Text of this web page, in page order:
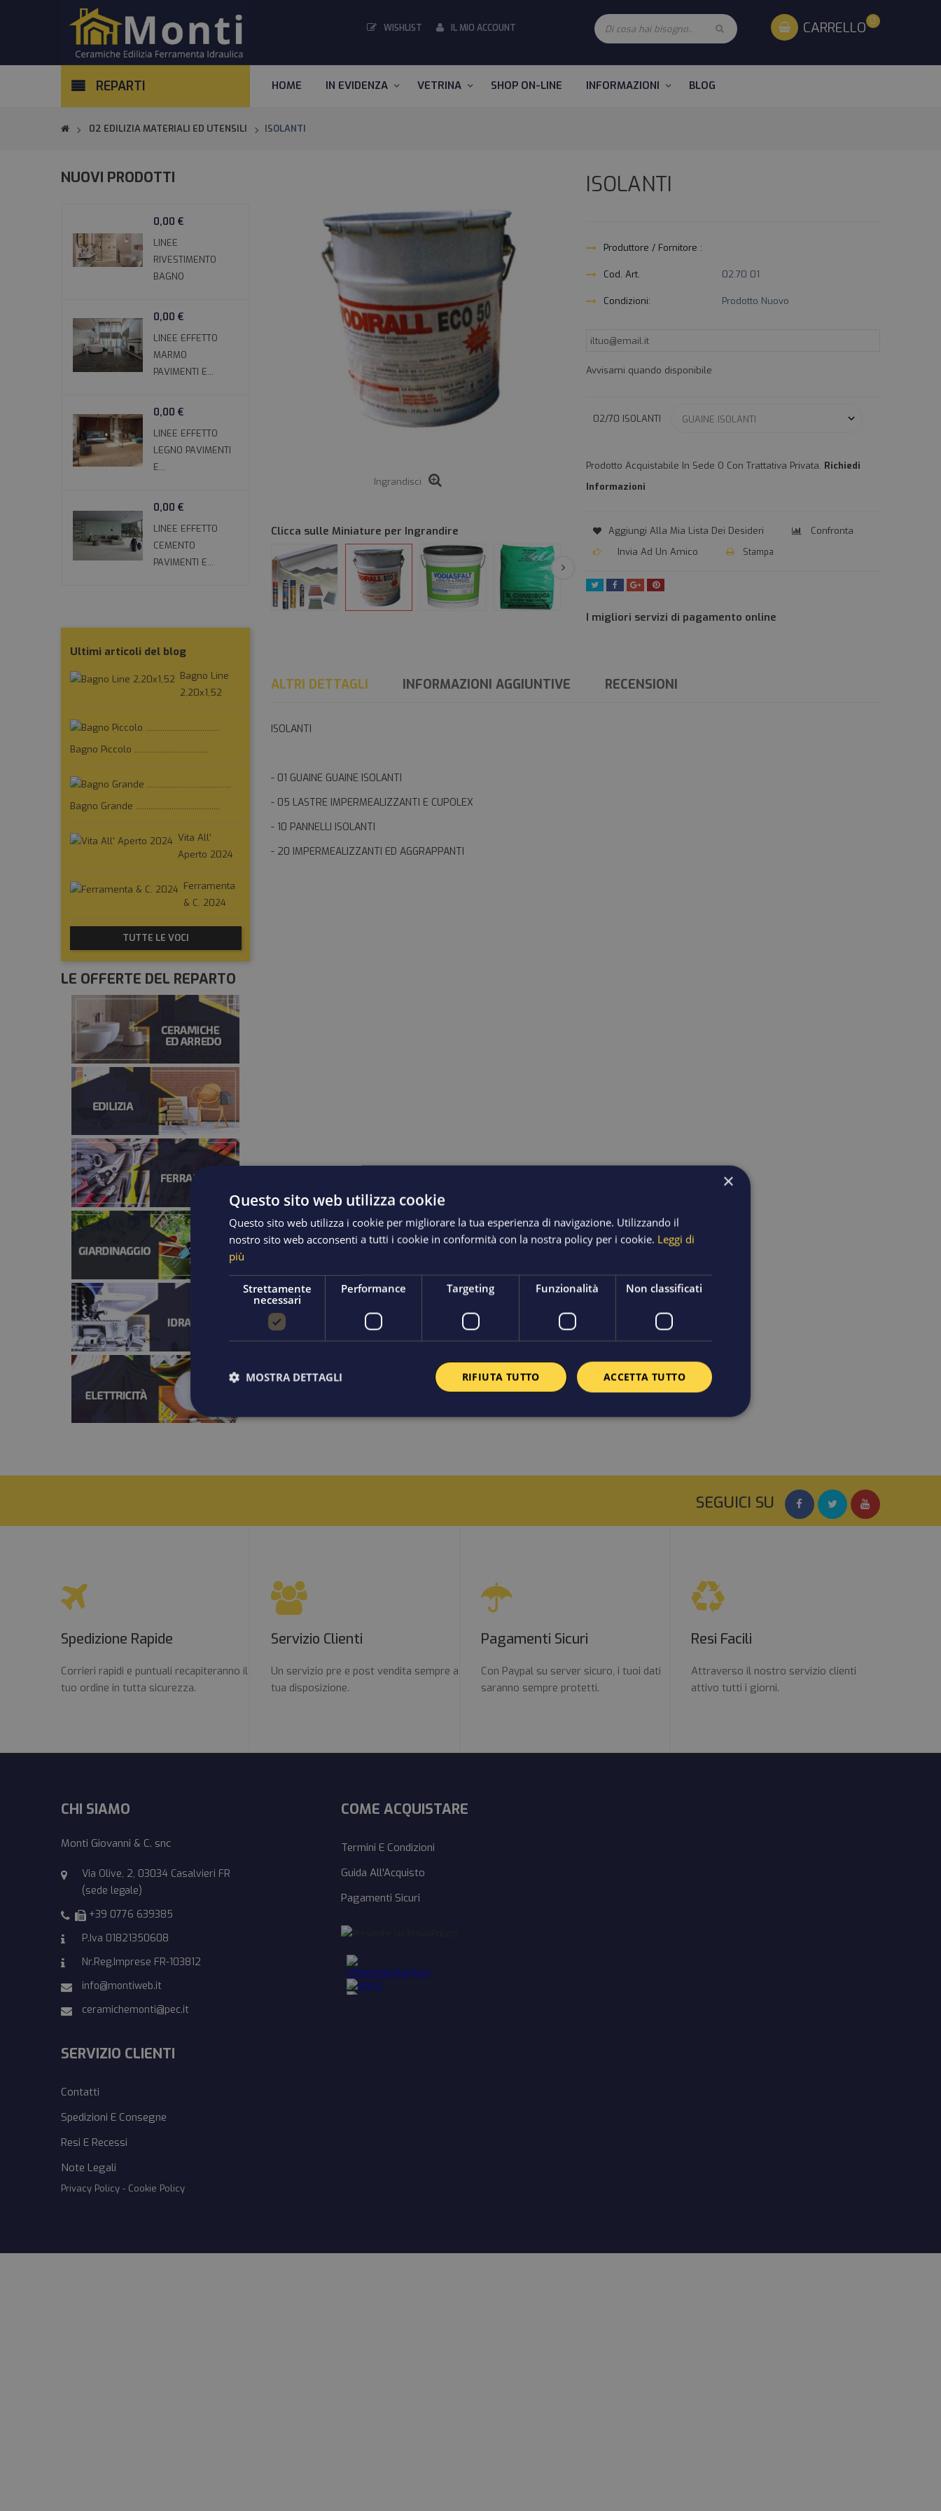
WISHLIST IL MIO ACCOUNT CARRELLO 0
REPARTI
Design & Stile
Materiali & Utensili
Ferramenta
Giardinaggio
Utensili & Arredo
Idraulica
Elettricità
MaterialiI & Accessori
HOME IN EVIDENZA VETRINA SHOP ON-LINE INFORMAZIONI BLOG
02 EDILIZIA MATERIALI ED UTENSILI ISOLANTI
NUOVI PRODOTTI
0,00 €
LINEE
RIVESTIMENTO
BAGNO
0,00 €
LINEE EFFETTO
MARMO
PAVIMENTI E...
0,00 €
LINEE EFFETTO
LEGNO PAVIMENTI
E...
0,00 €
LINEE EFFETTO
CEMENTO
PAVIMENTI E...
Ultimi articoli del blog
Bagno Line
2,20x1,52
Bagno Piccolo ...................................
Bagno Grande ........................................
Vita All'
Aperto 2024
Ferramenta
& C. 2024
TUTTE LE VOCI
LE OFFERTE DEL REPARTO
Ingrandisci
Clicca sulle Miniature per Ingrandire
ISOLANTI
Produttore / Fornitore :
Cod. Art. 02.70 01
Condizioni: Prodotto Nuovo
Avvisami quando disponibile
02/70 ISOLANTI
Prodotto Acquistabile In Sede O Con Trattativa Privata. Richiedi
Informazioni
Aggiungi Alla Mia Lista Dei Desideri
Confronta
Invia Ad Un Amico
Stampa
I migliori servizi di pagamento online
ALTRI DETTAGLI INFORMAZIONI AGGIUNTIVE RECENSIONI
ISOLANTI
- 01 GUAINE GUAINE ISOLANTI
- 05 LASTRE IMPERMEALIZZANTI E CUPOLEX
- 10 PANNELLI ISOLANTI
- 20 IMPERMEALIZZANTI ED AGGRAPPANTI
SEGUICI SU
Spedizione Rapide
Corrieri rapidi e puntuali recapiteranno il
tuo ordine in tutta sicurezza.
Servizio Clienti
Un servizio pre e post vendita sempre a
tua disposizione.
Pagamenti Sicuri
Con Paypal su server sicuro, i tuoi dati
saranno sempre protetti.
Resi Facili
Attraverso il nostro servizio clienti
attivo tutti i giorni.
CHI SIAMO
Monti Giovanni & C. snc
Via Olive, 2, 03034 Casalvieri FR
(sede legale)
+39 0776 639385
P.Iva 01821350608
Nr.Reg.Imprese FR-103812
info@montiweb.it
ceramichemonti@pec.it
SERVIZIO CLIENTI
Contatti
Spedizioni E Consegne
Resi E Recessi
Note Legali
Privacy Policy - Cookie Policy
COME ACQUISTARE
Termini E Condizioni
Guida All'Acquisto
Pagamenti Sicuri
×
Questo sito web utilizza cookie
Questo sito web utilizza i cookie per migliorare la tua esperienza di navigazione. Utilizzando il
nostro sito web acconsenti a tutti i cookie in conformità con la nostra policy per i cookie. Leggi di
più
Strettamente
necessari
Performance Targeting Funzionalità Non classificati
ACCETTA TUTTO
RIFIUTA TUTTO
MOSTRA DETTAGLI